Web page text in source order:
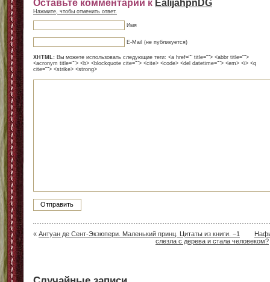
Оставьте комментарий к EalijahpnDG
Нажмите, чтобы отменить ответ.
Имя
E-Mail (не публикуется)
XHTML: Вы можете использовать следующие теги: <a href="" title=""> <abbr title="">
<acronym title=""> <b> <blockquote cite=""> <cite> <code> <del datetime=""> <em> <i> <q
cite=""> <strike> <strong>
« Антуан де Сент-Экзюпери. Маленький принц. Цитаты из книги. −1
слезла с дерева и стала человеком?